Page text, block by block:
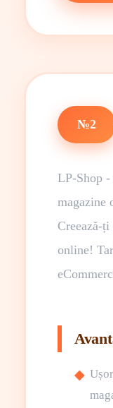
№2
LP-Shop
magazine
Creează-
online!